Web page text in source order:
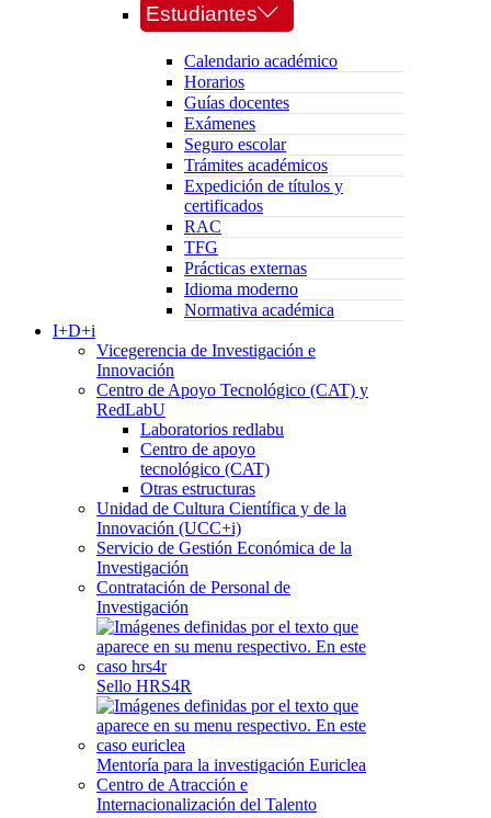
Estudiantes
Calendario académico
Horarios
Guías docentes
Exámenes
Seguro escolar
Trámites académicos
Expedición de títulos y
certificados
RAC
TFG
Prácticas externas
Idioma moderno
Normativa académica
I+D+i
Vicegerencia de Investigación e
Innovación
Centro de Apoyo Tecnológico (CAT) y
RedLabU
Laboratorios redlabu
Centro de apoyo
tecnológico (CAT)
Otras estructuras
Unidad de Cultura Científica y de la
Innovación (UCC+i)
Servicio de Gestión Económica de la
Investigación
Contratación de Personal de
Investigación
Sello HRS4R
Mentoría para la investigación Euriclea
Centro de Atracción e
Internacionalización del Talento